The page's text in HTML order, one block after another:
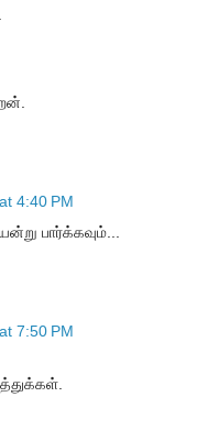
4:40 PM
பார்க்கவும்...
7:50 PM